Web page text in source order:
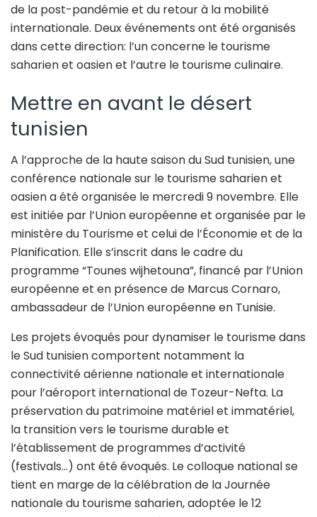
de la post-pandémie et du retour à la mobilité
internationale. Deux événements ont été organisés
dans cette direction: l’un concerne le tourisme
saharien et oasien et l’autre le tourisme culinaire.
Mettre en avant le désert
tunisien
A l’approche de la haute saison du Sud tunisien, une
conférence nationale sur le tourisme saharien et
oasien a été organisée le mercredi 9 novembre. Elle
est initiée par l’Union européenne et organisée par le
ministère du Tourisme et celui de l’Économie et de la
Planification. Elle s’inscrit dans le cadre du
programme “Tounes wijhetouna”, financé par l’Union
européenne et en présence de Marcus Cornaro,
ambassadeur de l’Union européenne en Tunisie.
Les projets évoqués pour dynamiser le tourisme dans
le Sud tunisien comportent notamment la
connectivité aérienne nationale et internationale
pour l’aéroport international de Tozeur-Nefta. La
préservation du patrimoine matériel et immatériel,
la transition vers le tourisme durable et
l’établissement de programmes d’activité
(festivals…) ont été évoqués. Le colloque national se
tient en marge de la célébration de la Journée
nationale du tourisme saharien, adoptée le 12